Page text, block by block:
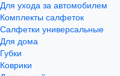
Для ухода за автомобилем
Комплекты салфеток
Салфетки универсальные
Для дома
Губки
Коврики